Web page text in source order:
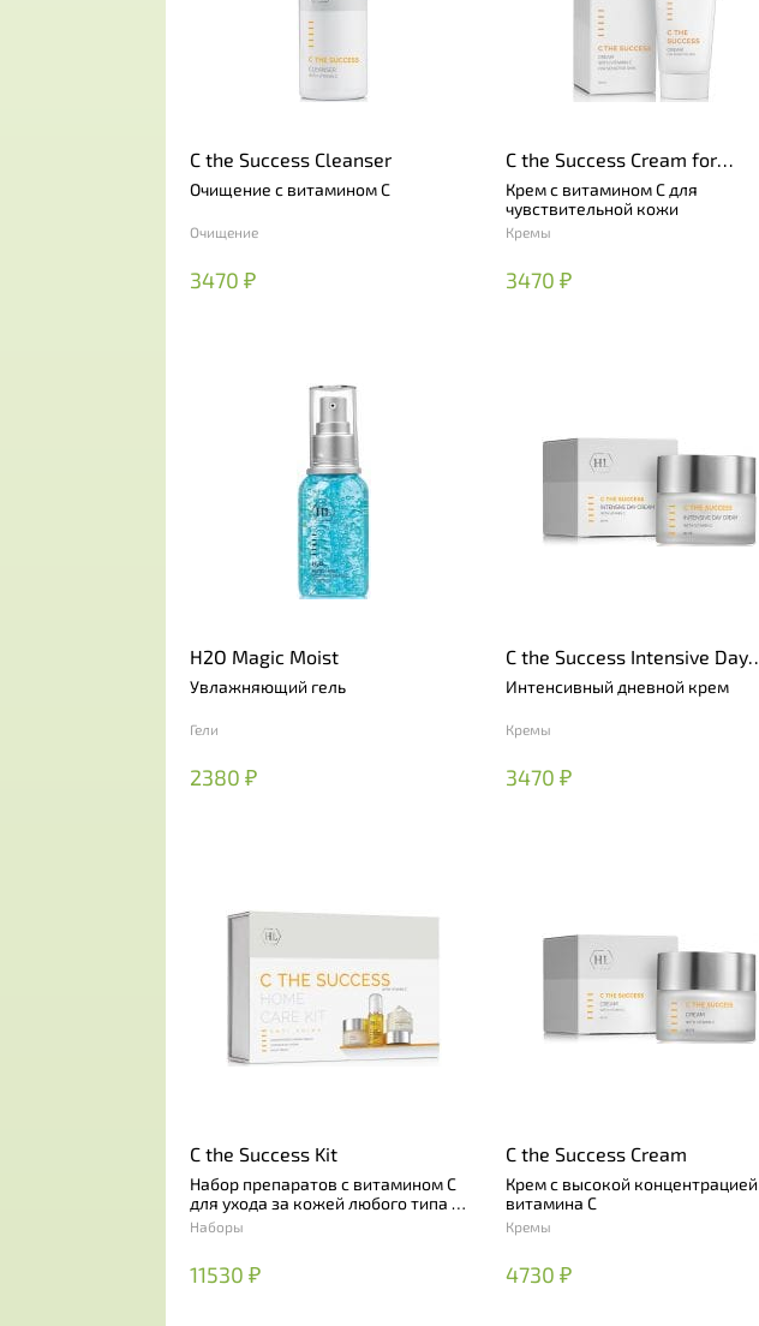
C the Success Cleanser
Очищение с витамином C
Очищение
3470 ₽
C the Success Cream for
Sensitive Skin
Крем с витамином C для
чувствительной кожи
Кремы
3470 ₽
H2O Magic Moist
Увлажняющий гель
Гели
2380 ₽
C the Success Intensive Day
Cream
Интенсивный дневной крем
Кремы
3470 ₽
C the Success Kit
Набор препаратов с витамином С
для ухода за кожей любого типа и
профилактики фото- и
хроностарения
Наборы
11530 ₽
C the Success Cream
Крем с высокой концентрацией
витамина C
Кремы
4730 ₽